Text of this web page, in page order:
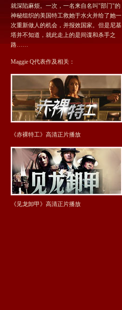
就深陷麻烦。一次，一名来自名叫"部门"的
神秘组织的美国特工救她于水火并给了她一
次重新做人的机会，并报效国家。但是尼基
塔并不知道，就此走上的是间谍和杀手之
路……
Maggie Q代表作及相关：
《赤裸特工》高清正片播放
《见龙卸甲》高清正片播放